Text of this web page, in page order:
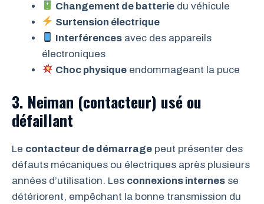
Changement de batterie du véhicule
Surtension électrique
Interférences avec des appareils
électroniques
Choc physique endommageant la puce
3. Neiman (contacteur) usé ou
défaillant
Le contacteur de démarrage peut présenter des
défauts mécaniques ou électriques après plusieurs
années d’utilisation. Les connexions internes se
détériorent, empêchant la bonne transmission du